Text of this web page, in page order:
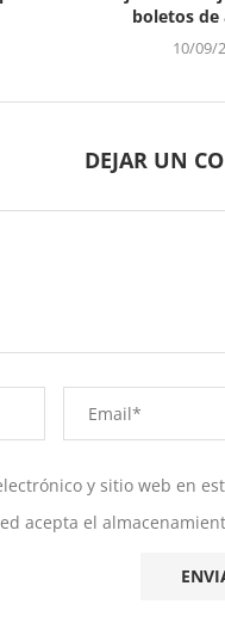
boletos de
10/09/
DEJAR UN
y sitio web en
acepta el